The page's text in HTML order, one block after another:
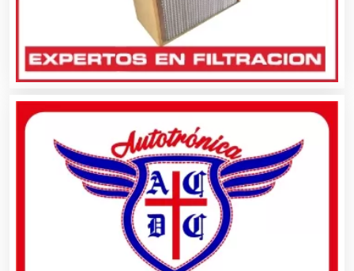
Automóviles Nuevos y Usados
Autopartes Eléctricas
Balnearios